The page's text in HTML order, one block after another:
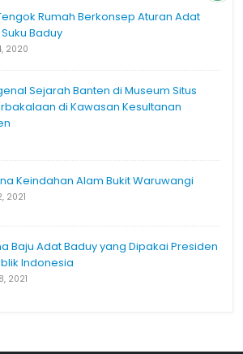
Rumah Berkonsep Aturan Adat
Baduy
2020
Sejarah Banten di Museum Situs
di Kawasan Kesultanan
Keindahan Alam Bukit Waruwangi
2021
Baju Adat Baduy yang Dipakai Presiden
Indonesia
2021